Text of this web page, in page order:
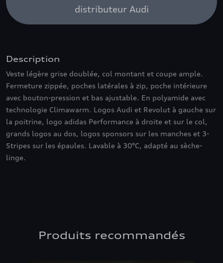
distributeur Audi
Description
Veste légère grise doublée, col montant et coupe ample.
Fermeture zippée, poches latérales à zip, poche intérieure
avec bouton-pression et bas ajustable. En polyamide avec
technologie Climawarm. Logos Audi et Revolut à gauche sur
la poitrine, logo adidas Performance à droite et sur le col,
grands logos au dos, logos sponsors sur les manches et 3-
Stripes sur les épaules. Lavable à 30°C, adapté au sèche-
linge.
Produits recommandés